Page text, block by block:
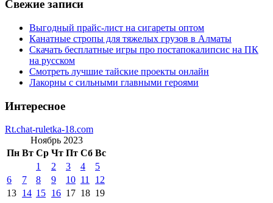
Свежие записи
Выгодный прайс-лист на сигареты оптом
Канатные стропы для тяжелых грузов в Алматы
Скачать бесплатные игры про постапокалипсис на ПК
на русском
Смотреть лучшие тайские проекты онлайн
Лакорны с сильными главными героями
Интересное
Rt.chat-ruletka-18.com
Ноябрь 2023
Пн Вт Ср Чт Пт Сб Вс
1
2 3 4
5
6
7 8 9 10 11
12
13 14 15 16 17 18 19